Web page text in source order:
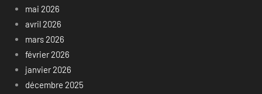
mai 2026
avril 2026
mars 2026
février 2026
janvier 2026
décembre 2025